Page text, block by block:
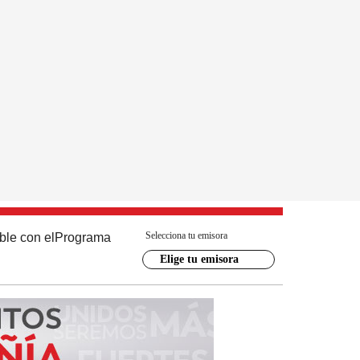
con el Programa Selecciona tu emisora
Elige tu emisora